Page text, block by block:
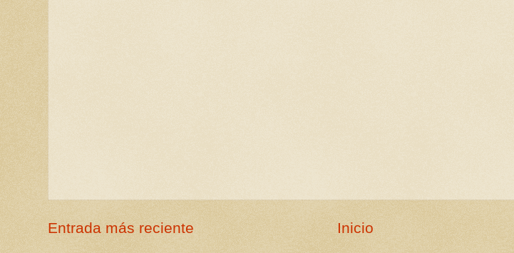
Entrada más reciente Inicio